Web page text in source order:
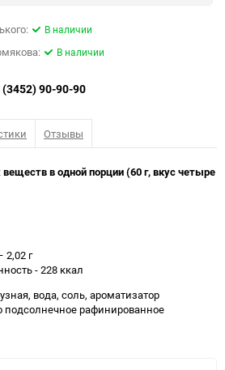
В наличии
В наличии
(3452) 90-90-90
Отзывы
в одной порции (60 г, вкус четыре
г
- 228 ккал
вода, соль, ароматизатор
рафинированное